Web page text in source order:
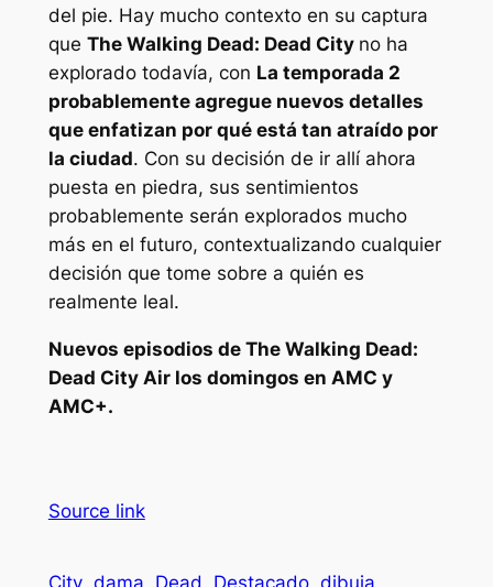
del pie. Hay mucho contexto en su captura
que The Walking Dead: Dead City no ha
explorado todavía, con La temporada 2
probablemente agregue nuevos detalles
que enfatizan por qué está tan atraído por
la ciudad. Con su decisión de ir allí ahora
puesta en piedra, sus sentimientos
probablemente serán explorados mucho
más en el futuro, contextualizando cualquier
decisión que tome sobre a quién es
realmente leal.
Nuevos episodios de The Walking Dead:
Dead City Air los domingos en AMC y
AMC+.
Source link